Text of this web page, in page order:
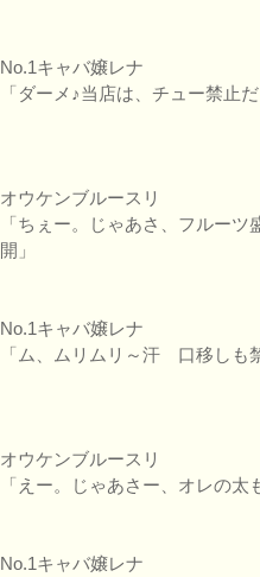
No.1キャバ嬢レナ
「ダーメ♪当店は、チュー禁止
オウケンブルースリ
「ちぇー。じゃあさ、フルー
開」
No.1キャバ嬢レナ
「ム、ムリムリ～汗 口移しも
オウケンブルースリ
「えー。じゃあさー、オレの
No.1キャバ嬢レナ